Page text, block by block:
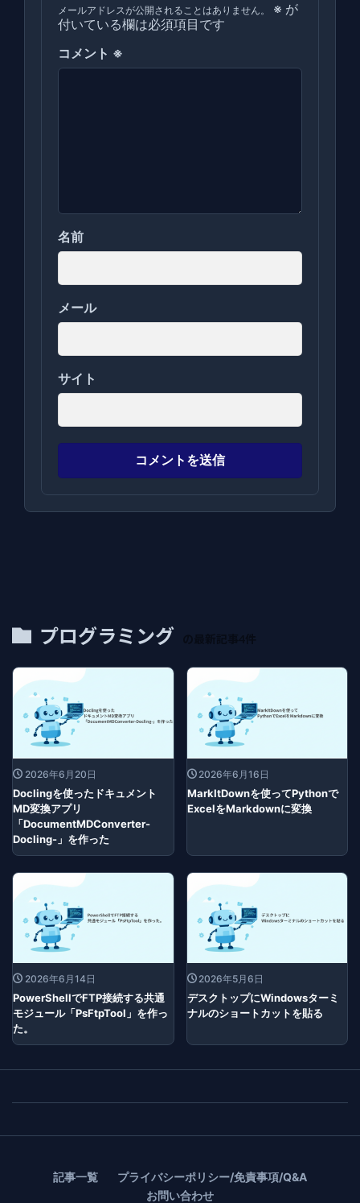
メールアドレスが公開されることはありません。 ※ が
付いている欄は必須項目です
コメント ※
名前
メール
サイト
プログラミング
2026年6月20日
Doclingを使ったドキュメント
MD変換アプリ
「DocumentMDConverter-
Docling-」を作った
2026年6月16日
MarkItDownを使ってPythonで
ExcelをMarkdownに変換
2026年6月14日
PowerShellでFTP接続する共通
モジュール「PsFtpTool」を作っ
た。
2026年5月6日
デスクトップにWindowsターミ
ナルのショートカットを貼る
記事一覧
プライバシーポリシー/免責事項/Q&A
お問い合わせ